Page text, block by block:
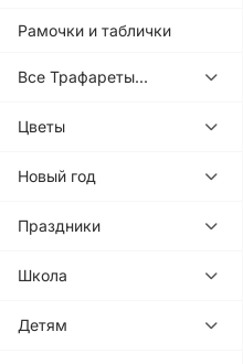
Рамочки и таблички
Все Трафареты...
Цветы
Новый год
Праздники
Школа
Детям